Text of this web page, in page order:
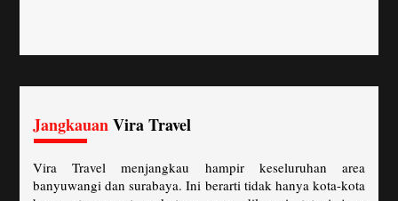
JangkauanVira Travel
Vira Travel menjangkau hampir keseluruhan area
banyuwangi dan surabaya. Ini berarti tidak hanya kota-kota